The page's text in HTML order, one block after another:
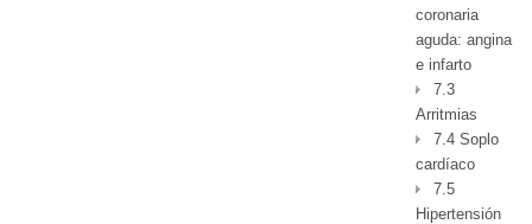
coronaria
aguda: angina
e infarto
7.3
Arritmias
7.4 Soplo
cardíaco
7.5
Hipertensión